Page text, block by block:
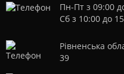
Пн-Пт з 09:00
Сб з 10:00 до
Рівненська
39